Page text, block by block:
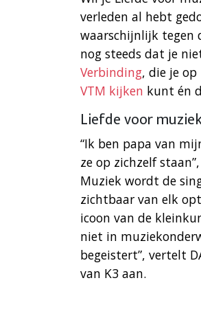
verleden al hebt
waarschijnlijk tegen
nog steeds dat je
Verbinding, die je
VTM kijken kunt én
Liefde voor
“Ik ben papa van
ze op zichzelf
Muziek wordt de
zichtbaar van elk
icoon van de
niet in
begeistert”, vertelt
van K3 aan.